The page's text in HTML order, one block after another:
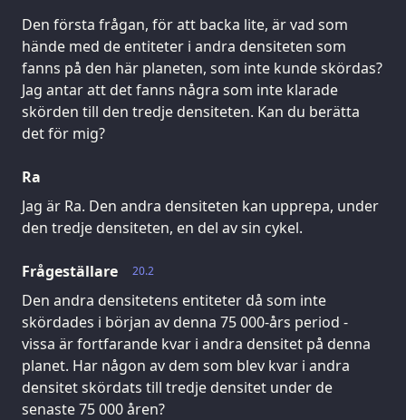
Den första frågan, för att backa lite, är vad som
hände med de entiteter i andra densiteten som
fanns på den här planeten, som inte kunde skördas?
Jag antar att det fanns några som inte klarade
skörden till den tredje densiteten. Kan du berätta
det för mig?
Ra
Jag är Ra. Den andra densiteten kan upprepa, under
den tredje densiteten, en del av sin cykel.
20.2
Frågeställare
Den andra densitetens entiteter då som inte
skördades i början av denna 75 000-års period -
vissa är fortfarande kvar i andra densitet på denna
planet. Har någon av dem som blev kvar i andra
densitet skördats till tredje densitet under de
senaste 75 000 åren?